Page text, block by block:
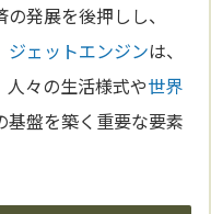
発展を後押しし、
ジェットエンジンは、
人々の生活様式や世界
基盤を築く重要な要素